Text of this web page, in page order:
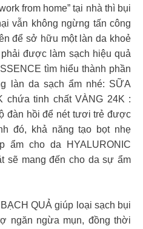
from home” tại nhà thì bụi
vẫn không ngừng tấn công
để sở hữu một làn da khoẻ
được làm sạch hiệu quả
tìm hiểu thành phần
làn da sạch ẩm nhé: SỮA
chứa tinh chất VÀNG 24K :
đàn hồi để nét tươi trẻ được
đó, khả năng tạo bọt nhẹ
ẩm cho da HYALURONIC
sẽ mang đến cho da sự ẩm
QUẢ giúp loại sạch bụi
ngăn ngừa mụn, đồng thời